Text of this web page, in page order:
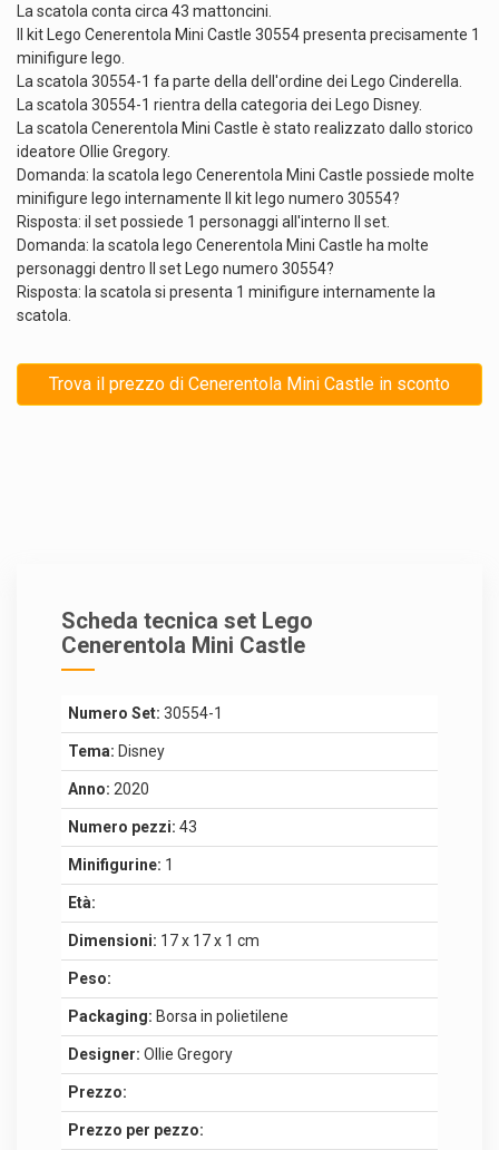
La scatola conta circa 43 mattoncini.
Il kit Lego Cenerentola Mini Castle 30554 presenta precisamente 1
minifigure lego.
La scatola 30554-1 fa parte della dell'ordine dei Lego Cinderella.
La scatola 30554-1 rientra della categoria dei Lego Disney.
La scatola Cenerentola Mini Castle è stato realizzato dallo storico
ideatore Ollie Gregory.
Domanda: la scatola lego Cenerentola Mini Castle possiede molte
minifigure lego internamente Il kit lego numero 30554?
Risposta: il set possiede 1 personaggi all'interno Il set.
Domanda: la scatola lego Cenerentola Mini Castle ha molte
personaggi dentro Il set Lego numero 30554?
Risposta: la scatola si presenta 1 minifigure internamente la
scatola.
Trova il prezzo di Cenerentola Mini Castle in sconto
Scheda tecnica set Lego
Cenerentola Mini Castle
Numero Set: 30554-1
Tema: Disney
Anno: 2020
Numero pezzi: 43
Minifigurine: 1
Età:
Dimensioni: 17 x 17 x 1 cm
Peso:
Packaging: Borsa in polietilene
Designer: Ollie Gregory
Prezzo:
Prezzo per pezzo: